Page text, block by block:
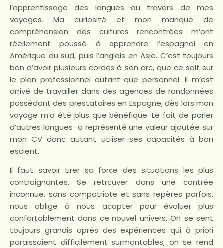
l’apprentissage des langues au travers de mes
voyages. Ma curiosité et mon manque de
compréhension des cultures rencontrées m’ont
réellement poussé à apprendre l’espagnol en
Amérique du sud, puis l’anglais en Asie. C’est toujours
bon d’avoir plusieurs cordes à son arc, que ce soit sur
le plan professionnel autant que personnel. Il m’est
arrivé de travailler dans des agences de randonnées
possédant des prestataires en Espagne, dès lors mon
voyage m’a été plus que bénéfique. Le fait de parler
d’autres langues a représenté une valeur ajoutée sur
mon CV donc autant utiliser ses capacités à bon
escient.
Il faut savoir tirer sa force des situations les plus
contraignantes. Se retrouver dans une contrée
inconnue, sans compatriote et sans repères parfois,
nous oblige à nous adapter pour évoluer plus
confortablement dans ce nouvel univers. On se sent
toujours grandis après des expériences qui à priori
paraissaient difficilement surmontables, on se rend